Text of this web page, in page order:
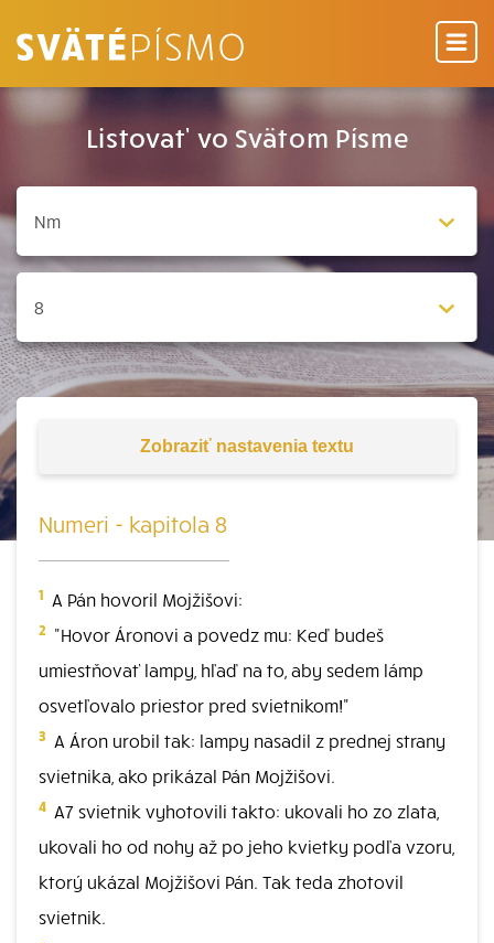
Listovať vo Svätom Písme
Zobraziť nastavenia textu
Numeri - kapitola 8
1 A Pán hovoril Mojžišovi:
2 "Hovor Áronovi a povedz mu: Keď budeš
umiestňovať lampy, hľaď na to, aby sedem lámp
osvetľovalo priestor pred svietnikom!"
3 A Áron urobil tak: lampy nasadil z prednej strany
svietnika, ako prikázal Pán Mojžišovi.
4 A7 svietnik vyhotovili takto: ukovali ho zo zlata,
ukovali ho od nohy až po jeho kvietky podľa vzoru,
ktorý ukázal Mojžišovi Pán. Tak teda zhotovil
svietnik.